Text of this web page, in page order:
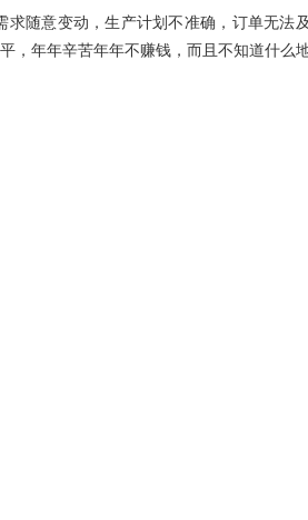
随意变动，生产计划不准确，订单无
，年年辛苦年年不赚钱，而且不知道什么